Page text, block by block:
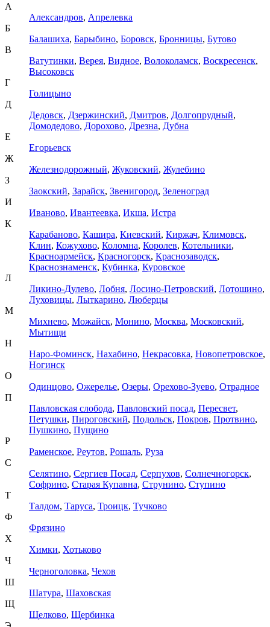
А
Александров, Апрелевка
Б
Балашиха, Барыбино, Боровск, Бронницы, Бутово
В
Ватутинки, Верея, Видное, Волоколамск, Воскресенск,
Высоковск
Г
Голицыно
Д
Дедовск, Дзержинский, Дмитров, Долгопрудный,
Домодедово, Дорохово, Дрезна, Дубна
Е
Егорьевск
Ж
Железнодорожный, Жуковский, Жулебино
З
Заокский, Зарайск, Звенигород, Зеленоград
И
Иваново, Ивантеевка, Икша, Истра
К
Карабаново, Кашира, Киевский, Киржач, Климовск,
Клин, Кожухово, Коломна, Королев, Котельники,
Красноармейск, Красногорск, Краснозаводск,
Краснознаменск, Кубинка, Куровское
Л
Ликино-Дулево, Лобня, Лосино-Петровский, Лотошино,
Луховицы, Лыткарино, Люберцы
М
Михнево, Можайск, Монино, Москва, Московский,
Мытищи
Н
Наро-Фоминск, Нахабино, Некрасовка, Новопетровское,
Ногинск
О
Одинцово, Ожерелье, Озеры, Орехово-Зуево, Отрадное
П
Павловская слобода, Павловский посад, Пересвет,
Петушки, Пироговский, Подольск, Покров, Протвино,
Пушкино, Пущино
Р
Раменское, Реутов, Рошаль, Руза
С
Селятино, Сергиев Посад, Серпухов, Солнечногорск,
Софрино, Старая Купавна, Струнино, Ступино
Т
Талдом, Таруса, Троицк, Тучково
Ф
Фрязино
Х
Химки, Хотьково
Ч
Черноголовка, Чехов
Ш
Шатура, Шаховская
Щ
Щелково, Щербинка